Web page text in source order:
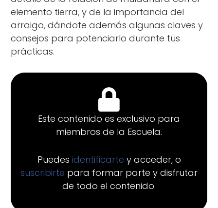
elemento tierra, y de la importancia del
arraigo, dándote además algunas claves y
consejos para potenciarlo durante tus
prácticas.
Este contenido es exclusivo para
miembros de la Escuela.
Puedes identificarte y acceder, o
suscribirte para formar parte y disfrutar
de todo el contenido.